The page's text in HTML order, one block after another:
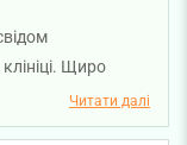
Щиро
міцного
Читати далі